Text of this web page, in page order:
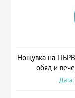
Нощувка на
обяд и